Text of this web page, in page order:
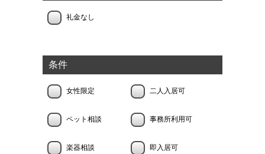
礼金なし
条件
女性限定 二人入居可
ペット相談 事務所利用可
楽器相談 即入居可